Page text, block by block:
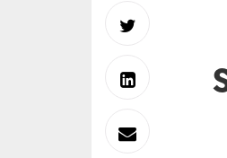
sur
Partager
sur
Partager
sur
Envoyer